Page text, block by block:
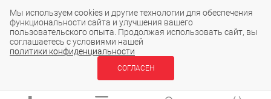
2015 – 2026 © ООО «Локос»
В КОРЗИНУ
Мы используем cookies и другие технологии для обеспечения
функциональности сайта и улучшения вашего
пользовательского опыта. Продолжая использовать сайт, вы
соглашаетесь с условиями нашей
политики конфиденциальности
СОГЛАСЕН